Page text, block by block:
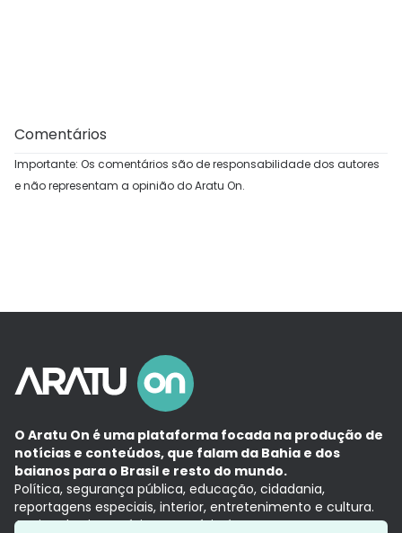
Comentários
Importante: Os comentários são de responsabilidade dos autores
e não representam a opinião do Aratu On.
O Aratu On é uma plataforma focada na produção de
notícias e conteúdos, que falam da Bahia e dos
baianos para o Brasil e resto do mundo.
Política, segurança pública, educação, cidadania,
reportagens especiais, interior, entretenimento e cultura.
Aqui, tudo vira notícia e a notícia é no tempo presente,